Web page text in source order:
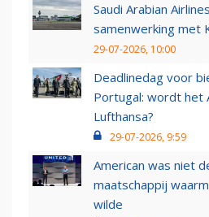
Saudi Arabian
samenwerking met
29-07-2026, 10:00
Deadlinedag voor
Portugal: wordt het
Lufthansa?
29-07-2026, 9:59
American was niet
maatschappij
wilde